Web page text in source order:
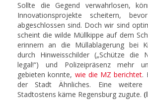
Sollte die Gegend verwahrlosen,
Innovationsprojekte scheitern,
abgeschlossen sind. Doch wir sind
scheint die wilde Müllkippe auf dem
erinnern an die Müllablagerung bei
durch Hinweisschilder („Schütze die
legal!“) und Polizeipräsenz mehr
gebieten konnte, wie die MZ berichtet.
der Stadt Ähnliches. Eine weitere
Stadtostens käme Regensburg zugute.